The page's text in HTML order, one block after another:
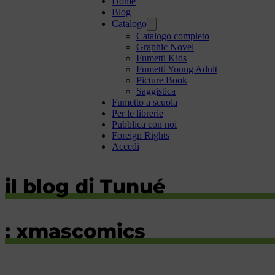
Blog
Catalogo
Catalogo completo
Graphic Novel
Fumetti Kids
Fumetti Young Adult
Picture Book
Saggistica
Fumetto a scuola
Per le librerie
Pubblica con noi
Foreign Rights
Accedi
il blog di Tunué
: xmascomics